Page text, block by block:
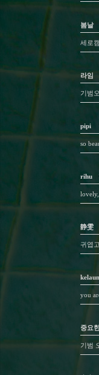
봄날
세로
라임
기범
pipi
so
rihu
静雯
귀엽
you
중요
기범